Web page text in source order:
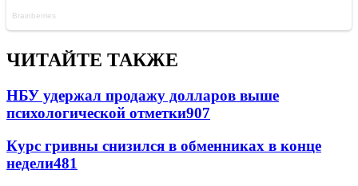
ЧИТАЙТЕ ТАКЖЕ
НБУ удержал продажу долларов выше
психологической отметки907
Курс гривны снизился в обменниках в конце
недели481